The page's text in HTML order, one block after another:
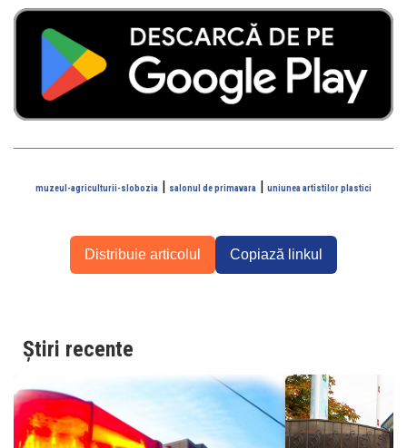
muzeul-agriculturii-slobozia | salonul de primavara | uniunea artistilor plastici
Distribuie articolul Copiază linkul
Știri recente